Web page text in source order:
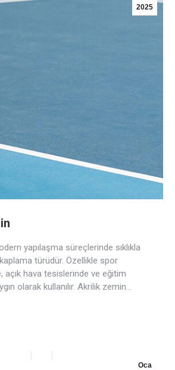
2025
yapılaşma süreçlerinde sıklıkla
türüdür. Özellikle spor
açık hava tesislerinde ve eğitim
olarak kullanılır. Akrilik zemin…
Oca